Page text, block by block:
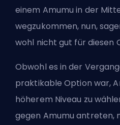
einem Amumu in der
wegzukommen, nun,
wohl nicht gut für diesen
Obwohl es in der
praktikable Option war,
höherem Niveau zu
gegen Amumu antreten,